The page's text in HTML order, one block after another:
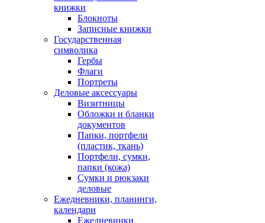
книжки
Блокноты
Записные книжки
Государственная
символика
Гербы
Флаги
Портреты
Деловые аксессуары
Визитницы
Обложки и бланки
документов
Папки, портфели
(пластик, ткань)
Портфели, сумки,
папки (кожа)
Сумки и рюкзаки
деловые
Ежедневники, планинги,
календари
Ежедневники